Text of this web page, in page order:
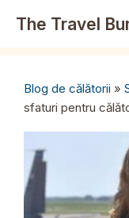
The Travel
Blog de călătorii »
sfaturi pentru